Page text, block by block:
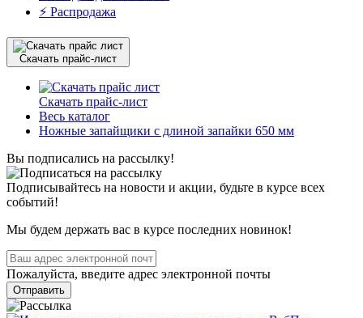
⚡️ Распродажа
Скачать прайс-лист
Скачать прайс-лист
Весь каталог
Ножные запайщики с длиной запайки 650 мм
Вы подписались на рассылку!
Подписывайтесь на новости и акции, будьте в курсе всех
событий!
Мы будем держать вас в курсе последних новинок!
Пожалуйста, введите адрес электронной почты
Отправить